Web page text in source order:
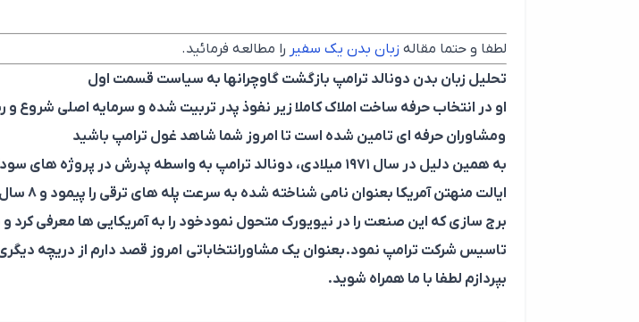
لطفا و حتما مقاله زبان بدن یک سفیر را مطالعه فرمائید.
تحلیل زبان بدن دونالد ترامپ بازگشت گاوچرانها به سیاست قسمت اول
او در انتخاب حرفه ساخت املاک کاملا زیر نفوذ پدر تربیت شده و سرمایه اصلی شروع و
ومشاوران حرفه ای تامین شده است تا امروز شما شاهد غول ترامپ باشید
به همین دلیل در سال ۱۹۷۱ میلادی، دونالد ترامپ به واسطه
پدرش در پروژه های
ایالت منهتنآمریکا بعنوان نامی شناخته شده به سرعت پله های ترقی را پیمود و ۸ سال بعد به عنوان معروف ترین
برج سازی که این صنعت را در نیویورک متحول نمودخود را به آمریکایی ها معرفی
تاسیس شرکت ترامپ نمود.بعنوان یک مشاورانتخاباتی امروز قصد دارم از دریچه
بپردازم لطفا با ما همراه شوید.